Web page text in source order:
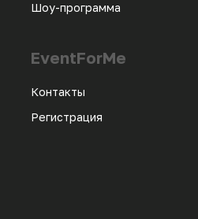
Шоу-программа
EventForMe
Контакты
Регистрация